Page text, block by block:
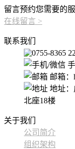
留言预约您需要的
在线留言 >
联系我们
邮箱：
地址：
北座18楼
关于我们
公司简介
组织架构